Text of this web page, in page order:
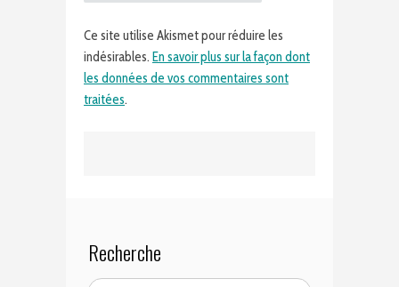
Ce site utilise Akismet pour réduire les
indésirables. En savoir plus sur la façon dont
les données de vos commentaires sont
traitées.
Recherche